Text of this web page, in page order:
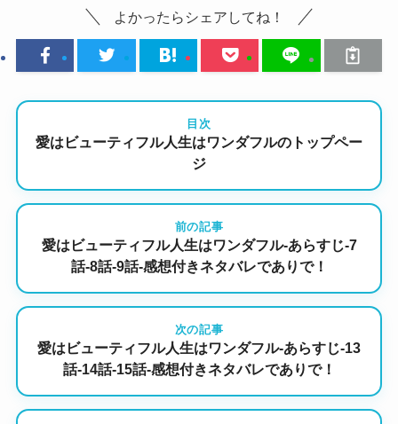
よかったらシェアしてね！
目次
愛はビューティフル人生はワンダフルのトップペー
ジ
前の記事
愛はビューティフル人生はワンダフル-あらすじ-7
話-8話-9話-感想付きネタバレでありで！
次の記事
愛はビューティフル人生はワンダフル-あらすじ-13
話-14話-15話-感想付きネタバレでありで！